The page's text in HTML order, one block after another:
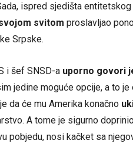
ispred sjedišta
svitom proslavljao
Srpske.
i šef SNSD-a uporno govori
jedine moguće opcije, a to
da će mu Amerika konačno
A tome je sigurno
pobjedu, nosi kačket sa